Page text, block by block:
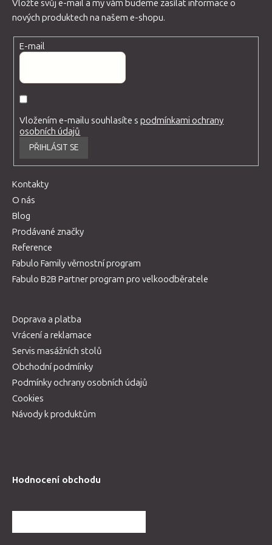
Vložte svůj e-mail a my vám budeme zasílat informace o
nových produktech na našem e-shopu.
E-mail
Vložením e-mailu souhlasíte spodmínkami ochrany
osobních údajů
PŘIHLÁSIT SE
Kontakty
O nás
Blog
Prodávané značky
Reference
Fabulo Family věrnostní program
Fabulo B2B Partner program pro velkoodběratele
Doprava a platba
Vrácení a reklamace
Servis masážních stolů
Obchodní podmínky
Podmínky ochrany osobních údajů
Cookies
Návody k produktům
Hodnocení obchodu